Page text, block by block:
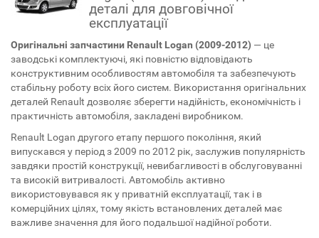
деталі для довговічної
експлуатації
Оригінальні запчастини Renault Logan (2009-2012) — це
заводські комплектуючі, які повністю відповідають
конструктивним особливостям автомобіля та забезпечують
стабільну роботу всіх його систем. Використання оригінальних
деталей Renault дозволяє зберегти надійність, економічність і
практичність автомобіля, закладені виробником.
Renault Logan другого етапу першого покоління, який
випускався у період з 2009 по 2012 рік, заслужив популярність
завдяки простій конструкції, невибагливості в обслуговуванні
та високій витривалості. Автомобіль активно
використовувався як у приватній експлуатації, так і в
комерційних цілях, тому якість встановлених деталей має
важливе значення для його подальшої надійної роботи.